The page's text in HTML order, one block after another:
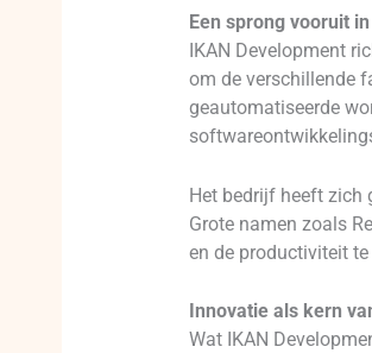
Een sprong vooruit
IKAN Development
om de verschillende
geautomatiseerde
Het bedrijf heeft zich
Grote namen zoals
en de productiviteit
Innovatie als kern
Wat IKAN